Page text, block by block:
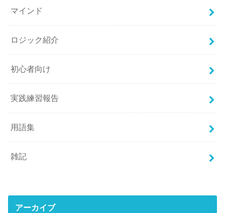
マインド
ロジック紹介
初心者向け
実践練習報告
用語集
雑記
アーカイブ